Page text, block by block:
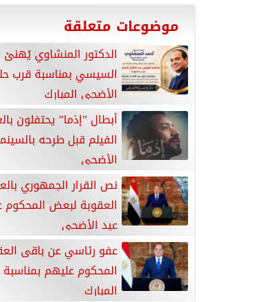
موضوعات متعلقة
الدكتور المنشاوي
السيسي بمناسبة قرب
الأضحى المبارك
أبطال ”إذما” يحتفلون
الفيلم قبل طرحه
الأضحى
نص القرار الجمهوري
العقوبة لبعض المحكوم
عيد الأضحى
عفو رئاسي عن باقى
المحكوم عليهم
المبارك